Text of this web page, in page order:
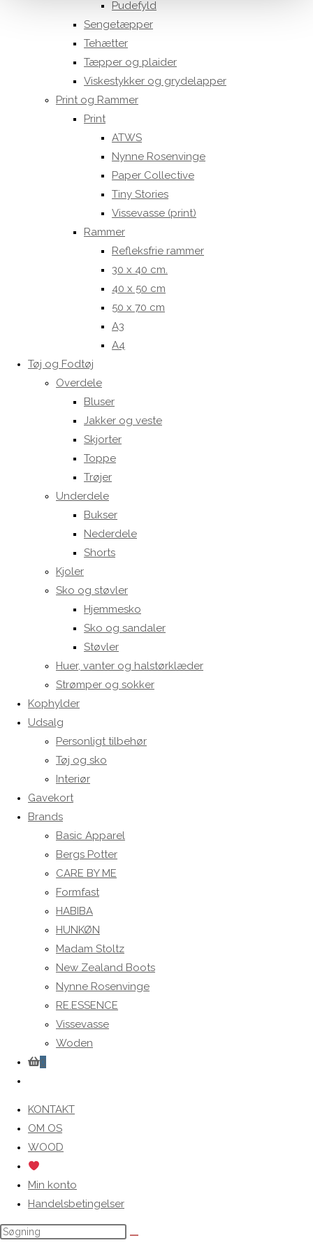
Pudefyld
Sengetæpper
Tehætter
Tæpper og plaider
Viskestykker og grydelapper
Print og Rammer
Print
ATWS
Nynne Rosenvinge
Paper Collective
Tiny Stories
Vissevasse (print)
Rammer
Refleksfrie rammer
30 x 40 cm.
40 x 50 cm
50 x 70 cm
A3
A4
Tøj og Fodtøj
Overdele
Bluser
Jakker og veste
Skjorter
Toppe
Trøjer
Underdele
Bukser
Nederdele
Shorts
Kjoler
Sko og støvler
Hjemmesko
Sko og sandaler
Støvler
Huer, vanter og halstørklæder
Strømper og sokker
Kophylder
Udsalg
Personligt tilbehør
Tøj og sko
Interiør
Gavekort
Brands
Basic Apparel
Bergs Potter
CARE BY ME
Formfast
HABIBA
HUNKØN
Madam Stoltz
New Zealand Boots
Nynne Rosenvinge
RE.ESSENCE
Vissevasse
Woden
0
search
KONTAKT
OM OS
WOOD
Min konto
Handelsbetingelser